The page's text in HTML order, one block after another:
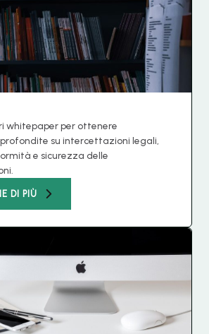
whitepaper per ottenere
su intercettazioni legali,
e sicurezza delle
DI PIÙ